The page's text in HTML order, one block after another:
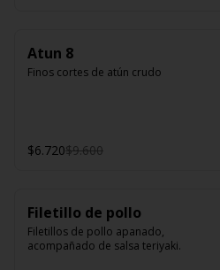
Atun 8
Finos cortes de atún crudo
$6.720$9.600
Filetillo de pollo
Filetillos de pollo apanado,
acompañado de salsa teriyaki.